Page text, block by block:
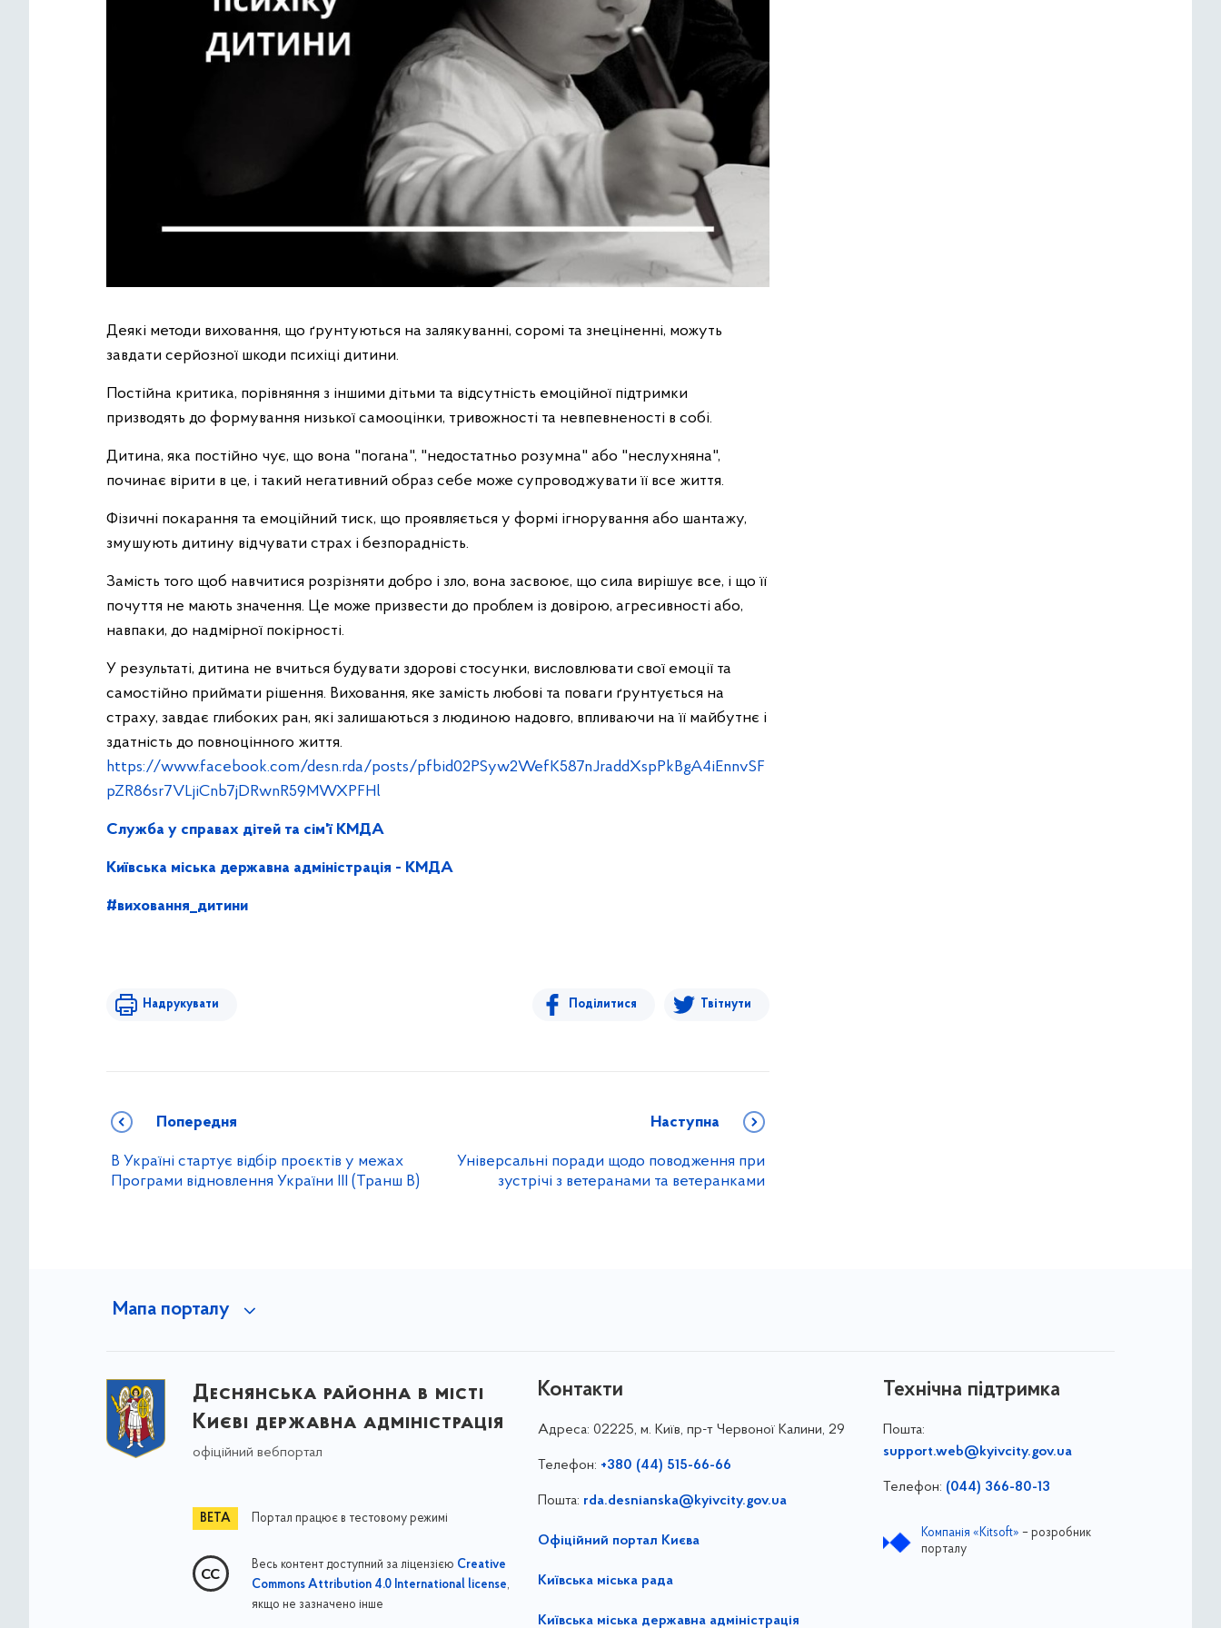
Деякі методи виховання, що ґрунтуються на залякуванні, соромі та знеціненні, можуть
завдати серйозної шкоди психіці дитини.
Постійна критика, порівняння з іншими дітьми та відсутність емоційної підтримки
призводять до формування низької самооцінки, тривожності та невпевненості в собі.
Дитина, яка постійно чує, що вона "погана", "недостатньо розумна" або "неслухняна",
починає вірити в це, і такий негативний образ себе може супроводжувати її все життя.
Фізичні покарання та емоційний тиск, що проявляється у формі ігнорування або шантажу,
змушують дитину відчувати страх і безпорадність.
Замість того щоб навчитися розрізняти добро і зло, вона засвоює, що сила вирішує все, і що її
почуття не мають значення. Це може призвести до проблем із довірою, агресивності або,
навпаки, до надмірної покірності.
У результаті, дитина не вчиться будувати здорові стосунки, висловлювати свої емоції та
самостійно приймати рішення. Виховання, яке замість любові та поваги ґрунтується на
страху, завдає глибоких ран, які залишаються з людиною надовго, впливаючи на її майбутнє і
здатність до повноцінного життя.
https://www.facebook.com/desn.rda/posts/pfbid02PSyw2WefK587nJraddXspPkBgA4iEnnvSF
pZR86sr7VLjiCnb7jDRwnR59MWXPFHl
Служба у справах дітей та сім'ї КМДА
Київська міська державна адміністрація - КМДА
#виховання_дитини
Надрукувати Поділитися Твітнути
Попередня
В Україні стартує відбір проєктів у межах
Програми відновлення України ІІІ (Транш В)
Наступна
Універсальні поради щодо поводження при
зустрічі з ветеранами та ветеранками
Мапа порталу
Деснянська районна в місті
Києві державна адміністрація
офіційний вебпортал
Портал працює в тестовому режимі
Весь контент доступний за ліцензією Creative
Commons Attribution 4.0 International license,
якщо не зазначено інше
Контакти
Адреса: 02225, м. Київ, пр-т Червоної Калини, 29
Телефон: +380 (44) 515-66-66
Пошта: rda.desnianska@kyivcity.gov.ua
Офіційний портал Києва
Київська міська рада
Київська міська державна адміністрація
Технічна підтримка
Пошта:
support.web@kyivcity.gov.ua
Телефон: (044) 366-80-13
Компанія «Kitsoft» – розробник
порталу